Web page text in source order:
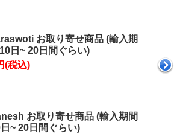
お取り寄せ商品 (輸入期
日~ 20日間ぐらい)
(税込)
お取り寄せ商品 (輸入期間
~ 20日間ぐらい)